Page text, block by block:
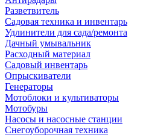
Разветвитель
Садовая техника и инвентарь
Удлинители для сада/ремонта
Дачный умывальник
Расходный материал
Садовый инвентарь
Опрыскиватели
Генераторы
Мотоблоки и культиваторы
Мотобуры
Насосы и насосные станции
Снегоуборочная техника